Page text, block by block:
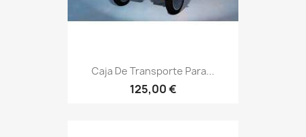
Caja De Transporte Para...
125,00 €